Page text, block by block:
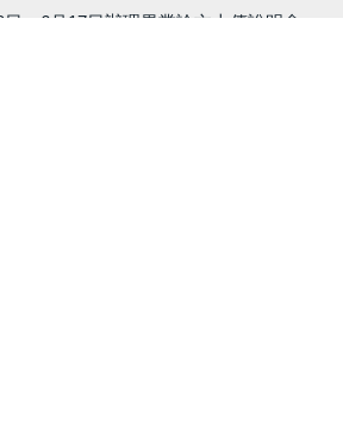
日、6月17日辦理畢業論文上傳說明會